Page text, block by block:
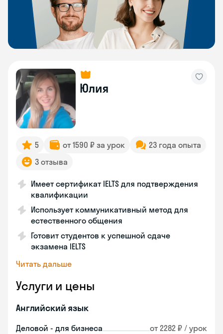
Юлия
5 от 1590 ₽ за урок
23 года опыта
3 отзыва
Имеет сертификат IELTS для подтверждения
квалификации
Использует коммуникативный метод для
естественного общения
Готовит студентов к успешной сдаче
экзамена IELTS
Читать дальше
Услуги и цены
Английский язык
Деловой - для бизнеса от 2282 ₽ / урок